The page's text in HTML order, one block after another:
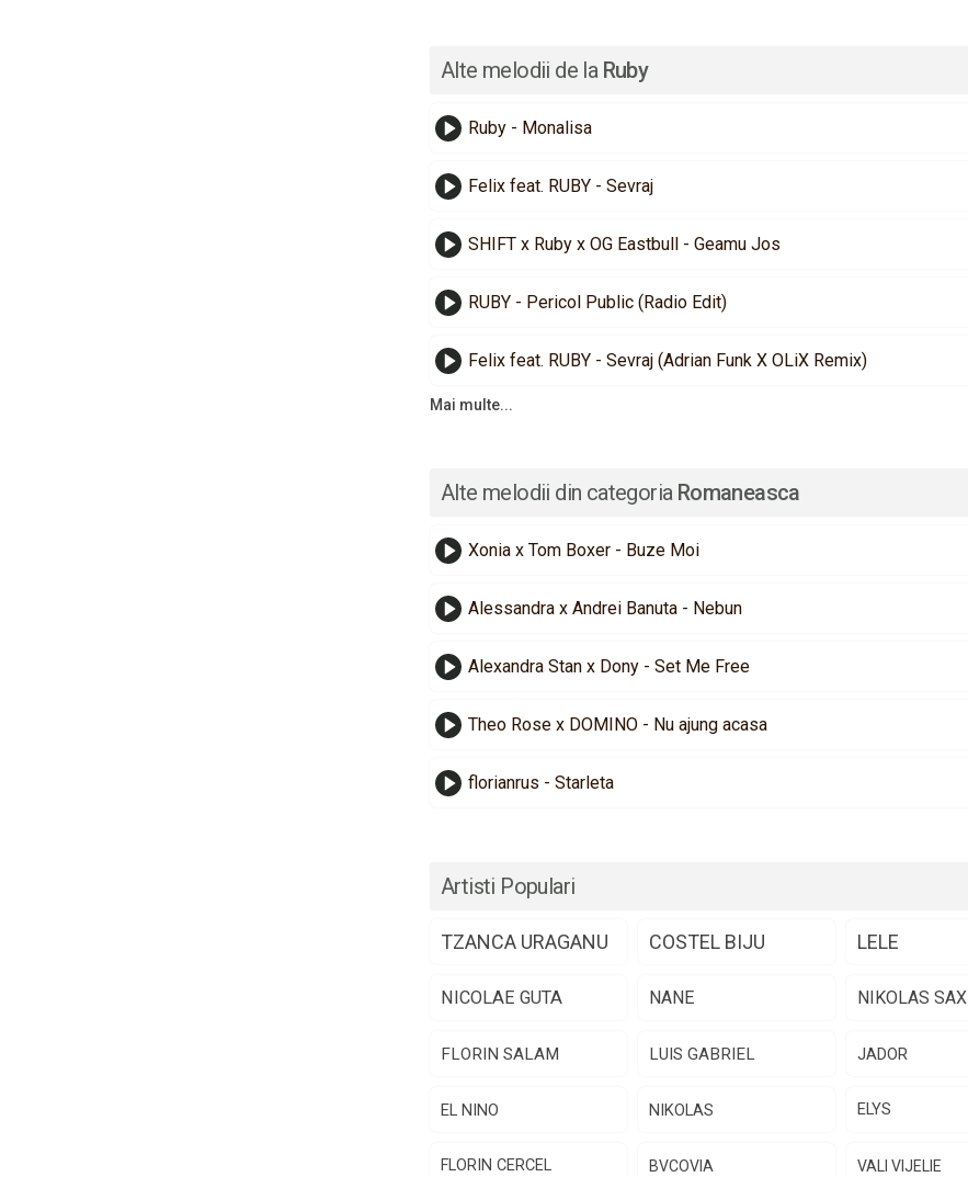
Alte melodii de la Ruby
Ruby - Monalisa
Felix feat. RUBY - Sevraj
SHIFT x Ruby x OG Eastbull - Geamu Jos
RUBY - Pericol Public (Radio Edit)
Felix feat. RUBY - Sevraj (Adrian Funk X OLiX Remix)
Mai multe...
Alte melodii din categoria Romaneasca
Xonia x Tom Boxer - Buze Moi
Alessandra x Andrei Banuta - Nebun
Alexandra Stan x Dony - Set Me Free
Theo Rose x DOMINO - Nu ajung acasa
florianrus - Starleta
Artisti Populari
TZANCA URAGANU COSTEL BIJU LELE
NICOLAE GUTA NANE NIKOLAS SAX
FLORIN SALAM LUIS GABRIEL JADOR
EL NINO NIKOLAS ELYS
FLORIN CERCEL BVCOVIA VALI VIJELIE